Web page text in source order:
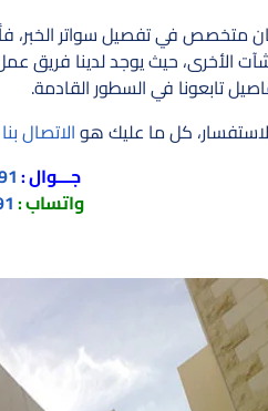
متخصص في تفصيل سواتر
الأخرى، حيث يوجد لدينا
تابعونا في السطور القادمة.
كل ما عليك هوالاتصال بنا
جـــوال :
واتساب :